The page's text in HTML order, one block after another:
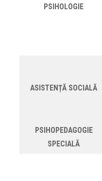
PSIHOLOGIE
ASISTENȚĂ SOCIALĂ
PSIHOPEDAGOGIE
SPECIALĂ